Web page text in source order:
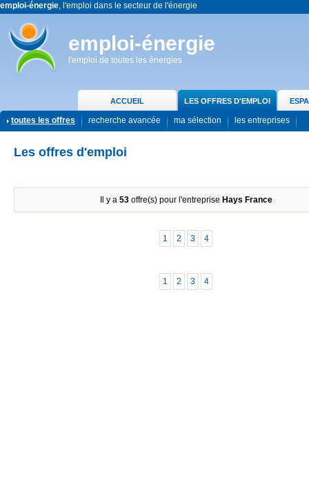
emploi-énergie, l'emploi dans le secteur de l'énergie
emploi-énergie
l'emploi de toutes les énergies
ACCUEIL LES OFFRES D'EMPLOI
toutes les offres recherche avancée ma sélection les entreprises
Les offres d'emploi
Il y a 53offre(s) pour l'entreprise Hays France
1 2 3 4
1 2 3 4